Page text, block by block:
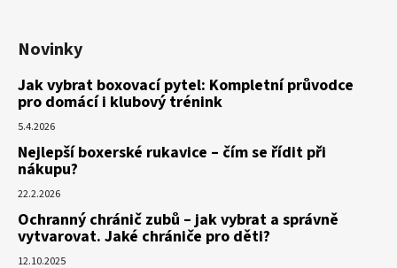
Novinky
Jak vybrat boxovací pytel: Kompletní průvodce
pro domácí i klubový trénink
5.4.2026
Nejlepší boxerské rukavice – čím se řídit při
nákupu?
22.2.2026
Ochranný chránič zubů – jak vybrat a správně
vytvarovat. Jaké chrániče pro děti?
12.10.2025